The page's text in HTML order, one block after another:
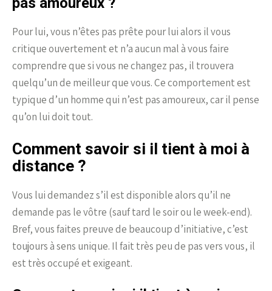
Pour lui, vous n’êtes pas prête pour lui alors il vous
critique ouvertement et n’a aucun mal à vous faire
comprendre que si vous ne changez pas, il trouvera
quelqu’un de meilleur que vous. Ce comportement est
typique d’un homme qui n’est pas amoureux, car il pense
qu’on lui doit tout.
Comment savoir si il tient à moi à
distance ?
Vous lui demandez s’il est disponible alors qu’il ne
demande pas le vôtre (sauf tard le soir ou le week-end).
Bref, vous faites preuve de beaucoup d’initiative, c’est
toujours à sens unique. Il fait très peu de pas vers vous, il
est très occupé et exigeant.